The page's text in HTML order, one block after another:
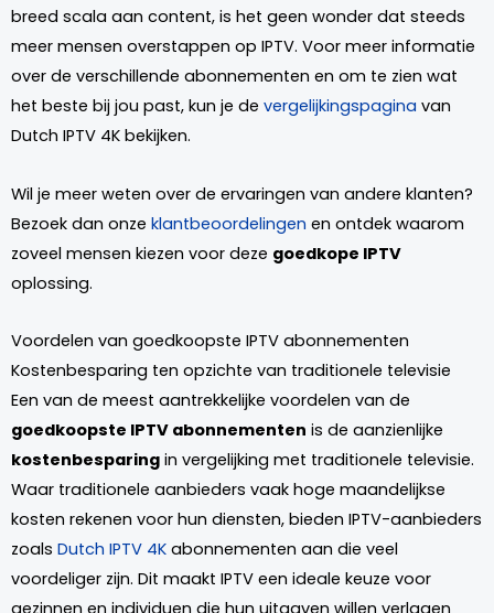
breed scala aan content, is het geen wonder dat steeds
meer mensen overstappen op IPTV. Voor meer informatie
over de verschillende abonnementen en om te zien wat
het beste bij jou past, kun je de vergelijkingspagina van
Dutch IPTV 4K bekijken.
Wil je meer weten over de ervaringen van andere klanten?
Bezoek dan onze klantbeoordelingen en ontdek waarom
zoveel mensen kiezen voor deze goedkope IPTV
oplossing.
Voordelen van goedkoopste IPTV abonnementen
Kostenbesparing ten opzichte van traditionele televisie
Een van de meest aantrekkelijke voordelen van de
goedkoopste IPTV abonnementen is de aanzienlijke
kostenbesparing in vergelijking met traditionele televisie.
Waar traditionele aanbieders vaak hoge maandelijkse
kosten rekenen voor hun diensten, bieden IPTV-aanbieders
zoals Dutch IPTV 4K abonnementen aan die veel
voordeliger zijn. Dit maakt IPTV een ideale keuze voor